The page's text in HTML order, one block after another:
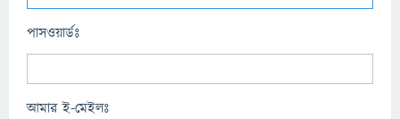
পাসওয়ার্ডঃ
আমার ই-মেইলঃ